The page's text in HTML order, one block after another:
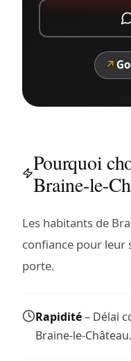
↗
Pourquoi
Braine-le-
Les habitants de
confiance pour leur
porte.
Rapidité– Délai
Braine-le-Château.